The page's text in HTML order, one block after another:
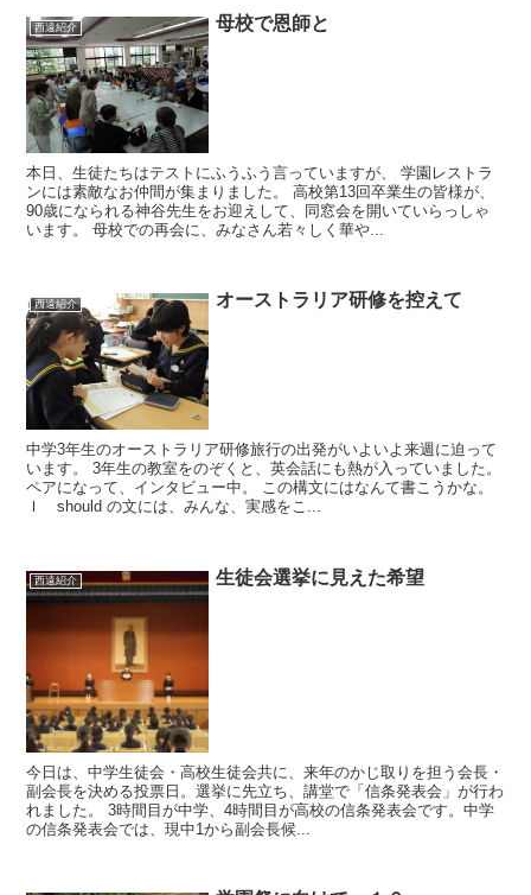
西遠紹介 母校で恩師と
本日、生徒たちはテストにふうふう言っていますが、 学園レストラ
ンには素敵なお仲間が集まりました。 高校第13回卒業生の皆様が、
90歳になられる神谷先生をお迎えして、同窓会を開いていらっしゃ
います。 母校での再会に、みなさん若々しく華や...
西遠紹介 オーストラリア研修を控えて
中学3年生のオーストラリア研修旅行の出発がいよいよ来週に迫って
います。 3年生の教室をのぞくと、英会話にも熱が入っていました。
ペアになって、インタビュー中。 この構文にはなんて書こうかな。
Ｉ should の文には、みんな、実感をこ...
西遠紹介 生徒会選挙に見えた希望
今日は、中学生徒会・高校生徒会共に、来年のかじ取りを担う会長・
副会長を決める投票日。選挙に先立ち、講堂で「信条発表会」が行わ
れました。 3時間目が中学、4時間目が高校の信条発表会です。中学
の信条発表会では、現中1から副会長候...